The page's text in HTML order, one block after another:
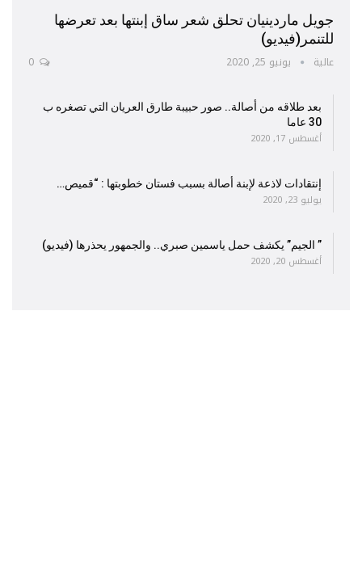
جويل ماردينيان تحلق شعر ساق إبنتها بعد تعرضها
للتنمر(فيديو)
عالية يونيو 25, 2020
بعد طلاقه من أصالة.. صور حبيبة طارق العريان التي تصغره ب
30 عاما
أغسطس 17, 2020
إنتقادات لاذعة لإبنة أصالة بسبب فستان خطوبتها : “قميص…
يوليو 23, 2020
” الجيم” يكشف حمل ياسمين صبري.. والجمهور يحذرها (فيديو)
أغسطس 20, 2020